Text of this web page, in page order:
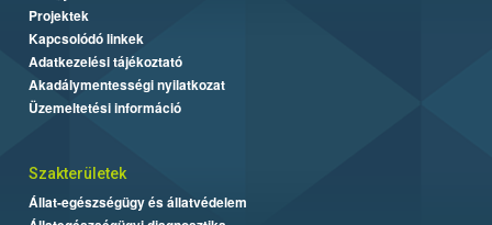
Projektek
Kapcsolódó linkek
Adatkezelési tájékoztató
Akadálymentességi nyilatkozat
Üzemeltetési információ
Szakterületek
Állat-egészségügy és állatvédelem